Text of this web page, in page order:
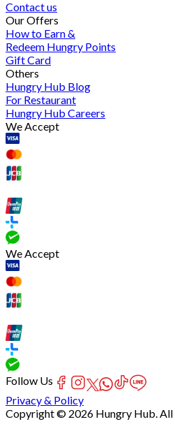
Contact us
Our Offers
How to Earn &
Redeem Hungry Points
Gift Card
Others
Hungry Hub Blog
For Restaurant
Hungry Hub Careers
We Accept
We Accept
Follow Us
Privacy & Policy
Copyright © 2026 Hungry Hub. All